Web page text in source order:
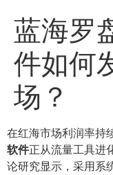
蓝海罗
件如何
场？
在红海市场利润率持
软件正从流量工具进
论研究显示，采用系